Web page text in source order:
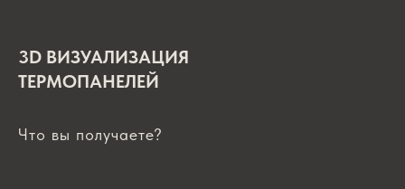
3D ВИЗУАЛИЗАЦИЯ
ТЕРМОПАНЕЛЕЙ
Что вы получаете?